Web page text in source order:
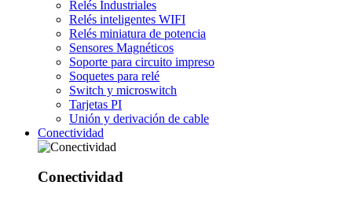
Relés Industriales
Relés inteligentes WIFI
Relés miniatura de potencia
Sensores Magnéticos
Soporte para circuito impreso
Soquetes para relé
Switch y microswitch
Tarjetas PI
Unión y derivación de cable
Conectividad
Conectividad